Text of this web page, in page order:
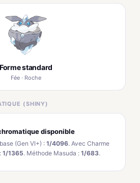
Forme standard
Fée · Roche
(SHINY)
disponible
(Gen VI+) : 1/4096. Avec Charme
1/1365. Méthode Masuda : 1/683.